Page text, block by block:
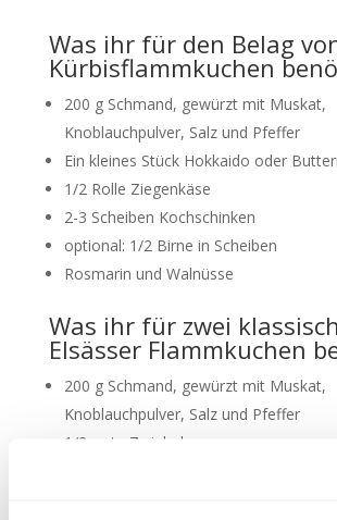
Was ihr für den Belag
Kürbisflammkuchen
200 g Schmand, gewürzt mit Muskat,
Knoblauchpulver, Salz und Pfeffer
Ein kleines Stück Hokkaido oder
1/2 Rolle Ziegenkäse
2-3 Scheiben Kochschinken
optional: 1/2 Birne in Scheiben
Rosmarin und Walnüsse
Was ihr für zwei
Elsässer Flammkuchen
200 g Schmand, gewürzt mit Muskat,
Knoblauchpulver, Salz und Pfeffer
1/2 rote Zwiebel